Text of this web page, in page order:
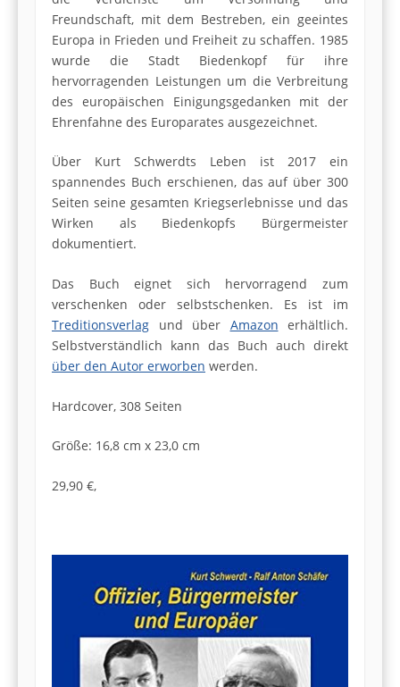
Freundschaft, mit dem Bestreben, ein geeintes
Europa in Frieden und Freiheit zu schaffen. 1985
wurde die Stadt Biedenkopf für ihre
hervorragenden Leistungen um die Verbreitung
des europäischen Einigungsgedanken mit der
Ehrenfahne des Europarates ausgezeichnet.
Über Kurt Schwerdts Leben ist 2017 ein
spannendes Buch erschienen, das auf über 300
Seiten seine gesamten Kriegserlebnisse und das
Wirken als Biedenkopfs Bürgermeister
dokumentiert.
Das Buch eignet sich hervorragend zum
verschenken oder selbstschenken. Es ist im
Treditionsverlag und über Amazon erhältlich.
Selbstverständlich kann das Buch auch direkt
über den Autor erworben werden.
Hardcover, 308 Seiten
Größe: 16,8 cm x 23,0 cm
29,90 €,